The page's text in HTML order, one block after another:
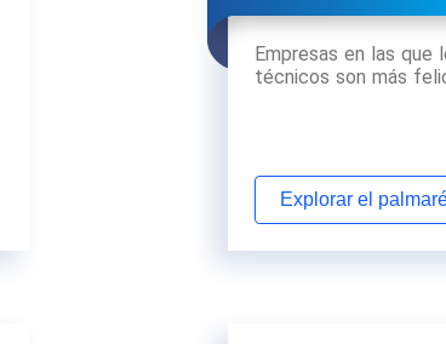
Empresas en las que
técnicos son más
Explorar el